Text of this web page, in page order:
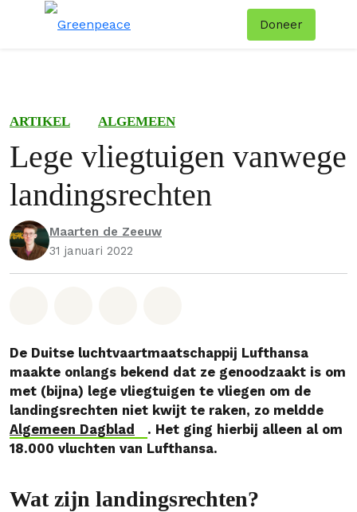
Doneer
ARTIKEL ALGEMEEN
Lege vliegtuigen vanwege
landingsrechten
Maarten de Zeeuw
31 januari 2022
De Duitse luchtvaartmaatschappij Lufthansa
maakte onlangs bekend dat ze genoodzaakt is om
met (bijna) lege vliegtuigen te vliegen om de
landingsrechten niet kwijt te raken, zo meldde
Algemeen Dagblad
. Het ging hierbij alleen al om
18.000 vluchten van Lufthansa.
Wat zijn landingsrechten?